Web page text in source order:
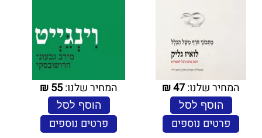
המחיר שלנו:47
₪
הוסף לסל
פרטים נוספים
המחיר שלנו:55
₪
הוסף לסל
פרטים נוספים